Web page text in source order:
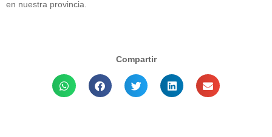
en nuestra provincia.
Compartir